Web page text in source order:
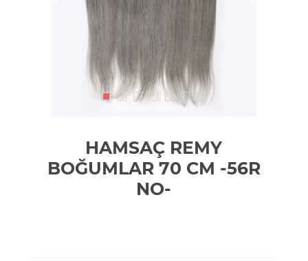
HAMSAÇ REMY
BOĞUMLAR 70 CM -56R
NO-